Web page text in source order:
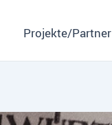
Projekte/Partner